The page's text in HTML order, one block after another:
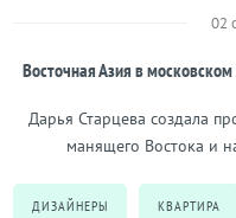
02
Восточная Азия в
Дарья Старцева создала
манящего Востока и
ДИЗАЙНЕРЫ КВАРТИРА